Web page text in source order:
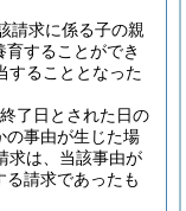
請求に係る子の親
することができ
することとなった
了日とされた日の
の事由が生じた場
求は、当該事由が
請求であったも